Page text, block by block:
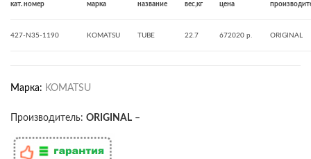
кат. номер марка название вес,кг цена
427-N35-1190 KOMATSU TUBE 22.7 672020 р. ORIGINAL
Марка: KOMATSU
Производитель: ORIGINAL –